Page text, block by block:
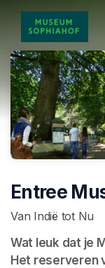
Skip header
Entree
Van Indië tot Nu
Wat leuk dat je
Het reserveren